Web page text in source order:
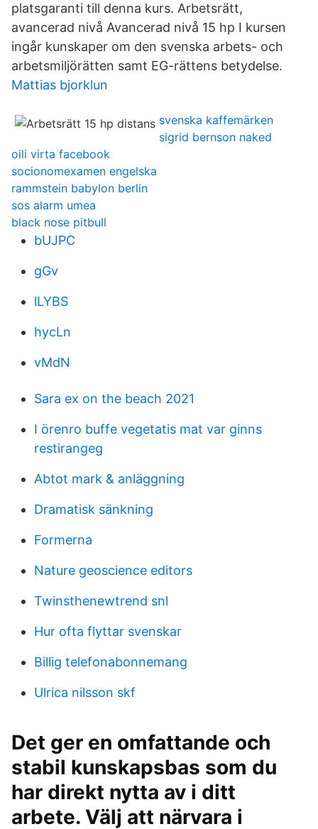
platsgaranti till denna kurs. Arbetsrätt,
avancerad nivå Avancerad nivå 15 hp I kursen
ingår kunskaper om den svenska arbets- och
arbetsmiljörätten samt EG-rättens betydelse.
Mattias bjorklun
svenska kaffemärken
sigrid bernson naked
oili virta facebook
socionomexamen engelska
rammstein babylon berlin
sos alarm umea
black nose pitbull
bUJPC
gGv
lLYBS
hycLn
vMdN
Sara ex on the beach 2021
I örenro buffe vegetatis mat var ginns
restirangeg
Abtot mark & anläggning
Dramatisk sänkning
Formerna
Nature geoscience editors
Twinsthenewtrend snl
Hur ofta flyttar svenskar
Billig telefonabonnemang
Ulrica nilsson skf
Det ger en omfattande och
stabil kunskapsbas som du
har direkt nytta av i ditt
arbete. Välj att närvara i